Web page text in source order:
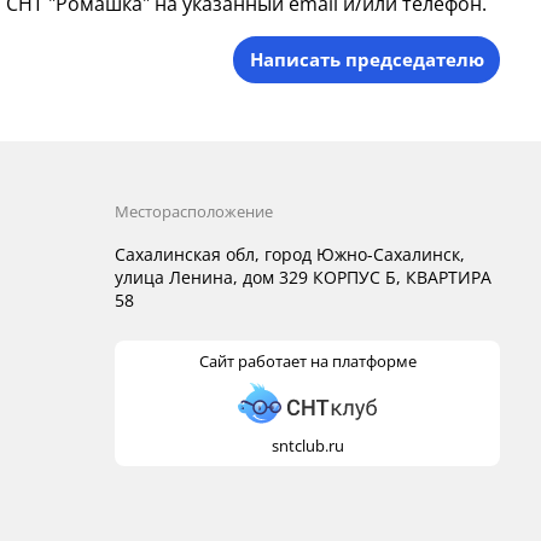
Написать председателю
Месторасположение
Сахалинская обл, город Южно-Сахалинск,
улица Ленина, дом 329 КОРПУС Б, КВАРТИРА
58
Сайт работает на платформе
sntclub.ru